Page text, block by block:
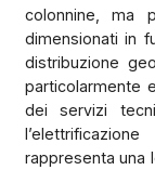
colonnine, ma
dimensionati in
distribuzione
particolarmente
dei servizi
rappresenta una